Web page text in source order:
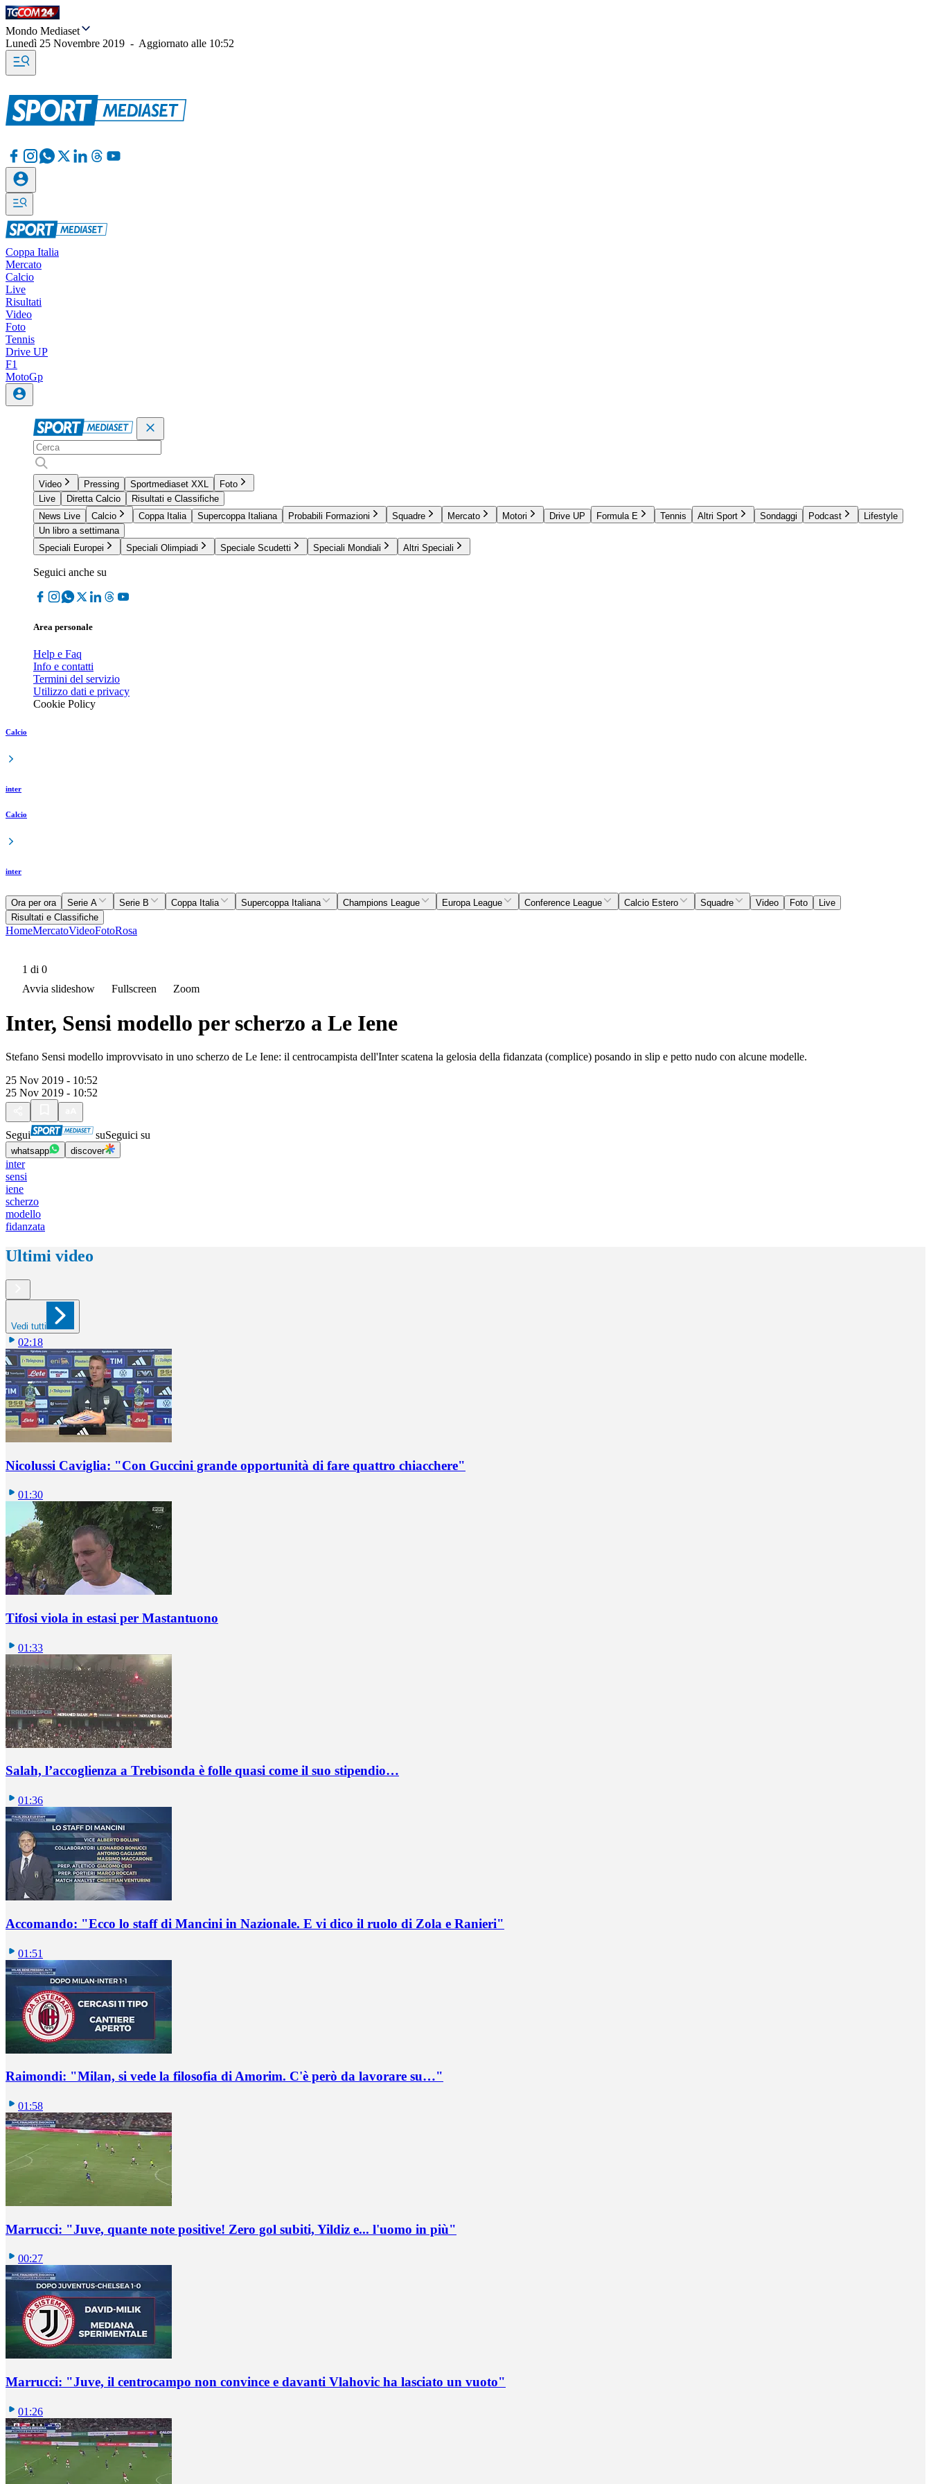
Mondo Mediaset
Lunedì 25 Novembre 2019 - Aggiornato alle 10:52
Coppa Italia
Mercato
Calcio
Live
Risultati
Video
Foto
Tennis
Drive UP
F1
MotoGp
Video Pressing Sportmediaset XXL
Foto
Live
Diretta Calcio
Risultati e Classifiche
News Live
Calcio Coppa Italia Supercoppa Italiana Probabili Formazioni Squadre Mercato Motori Drive UP Formula E Tennis Altri Sport Sondaggi Podcast
Lifestyle
Un libro a settimana
Speciali Europei
Speciali Olimpiadi Speciale Scudetti Speciali Mondiali Altri Speciali
Seguici anche su
Area personale
Help e Faq
Info e contatti
Termini del servizio
Utilizzo dati e privacy
Cookie Policy
Calcio
inter
Calcio
inter
Ora per ora Serie A Serie B Coppa Italia Supercoppa Italiana Champions League Europa League Conference League Calcio Estero Squadre Video Foto
Live
Risultati e Classifiche
HomeMercatoVideoFotoRosa
1 di 0
Avvia slideshow
Fullscreen Zoom
Inter, Sensi modello per scherzo a Le Iene
Stefano Sensi modello improvvisato in uno scherzo de Le Iene: il centrocampista dell'Inter scatena la gelosia della fidanzata (complice) posando in slip e petto nudo con alcune modelle.
25 Nov 2019 - 10:52
25 Nov 2019 - 10:52
Segui suSeguici su
whatsapp discover
inter
sensi
iene
scherzo
modello
fidanzata
Ultimi video
Vedi tutti
02:18
Nicolussi Caviglia: "Con Guccini grande opportunità di fare quattro chiacchere"
01:30
Tifosi viola in estasi per Mastantuono
01:33
Salah, l’accoglienza a Trebisonda è folle quasi come il suo stipendio…
01:36
Accomando: "Ecco lo staff di Mancini in Nazionale. E vi dico il ruolo di Zola e Ranieri"
01:51
Raimondi: "Milan, si vede la filosofia di Amorim. C'è però da lavorare su…"
01:58
Marrucci: "Juve, quante note positive! Zero gol subiti, Yildiz e... l'uomo in più"
00:27
Marrucci: "Juve, il centrocampo non convince e davanti Vlahovic ha lasciato un vuoto"
01:26